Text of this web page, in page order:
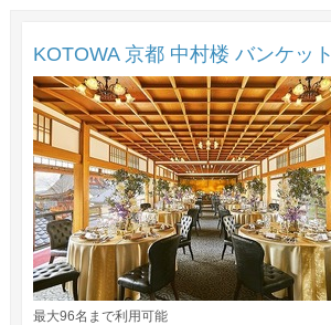
KOTOWA 京都 中村楼 バンケット
最大96名まで利用可能